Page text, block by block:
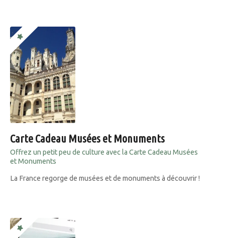
Carte Cadeau Musées et Monuments
Offrez un petit peu de culture avec la Carte Cadeau Musées
et Monuments
La France regorge de musées et de monuments à découvrir !